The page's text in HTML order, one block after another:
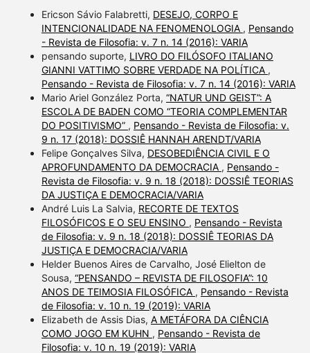
Ericson Sávio Falabretti, DESEJO, CORPO E
INTENCIONALIDADE NA FENOMENOLOGIA , Pensando
- Revista de Filosofia: v. 7 n. 14 (2016): VARIA
pensando suporte, LIVRO DO FILÓSOFO ITALIANO
GIANNI VATTIMO SOBRE VERDADE NA POLÍTICA ,
Pensando - Revista de Filosofia: v. 7 n. 14 (2016): VARIA
Mario Ariel González Porta, “NATUR UND GEIST”: A
ESCOLA DE BADEN COMO “TEORIA COMPLEMENTAR
DO POSITIVISMO” , Pensando - Revista de Filosofia: v.
9 n. 17 (2018): DOSSIÊ HANNAH ARENDT/VARIA
Felipe Gonçalves Silva, DESOBEDIÊNCIA CIVIL E O
APROFUNDAMENTO DA DEMOCRACIA , Pensando -
Revista de Filosofia: v. 9 n. 18 (2018): DOSSIÊ TEORIAS
DA JUSTIÇA E DEMOCRACIA/VARIA
André Luis La Salvia, RECORTE DE TEXTOS
FILOSÓFICOS E O SEU ENSINO , Pensando - Revista
de Filosofia: v. 9 n. 18 (2018): DOSSIÊ TEORIAS DA
JUSTIÇA E DEMOCRACIA/VARIA
Helder Buenos Aires de Carvalho, José Elielton de
Sousa, “PENSANDO – REVISTA DE FILOSOFIA”: 10
ANOS DE TEIMOSIA FILOSÓFICA , Pensando - Revista
de Filosofia: v. 10 n. 19 (2019): VARIA
Elizabeth de Assis Dias, A METÁFORA DA CIÊNCIA
COMO JOGO EM KUHN , Pensando - Revista de
Filosofia: v. 10 n. 19 (2019): VARIA